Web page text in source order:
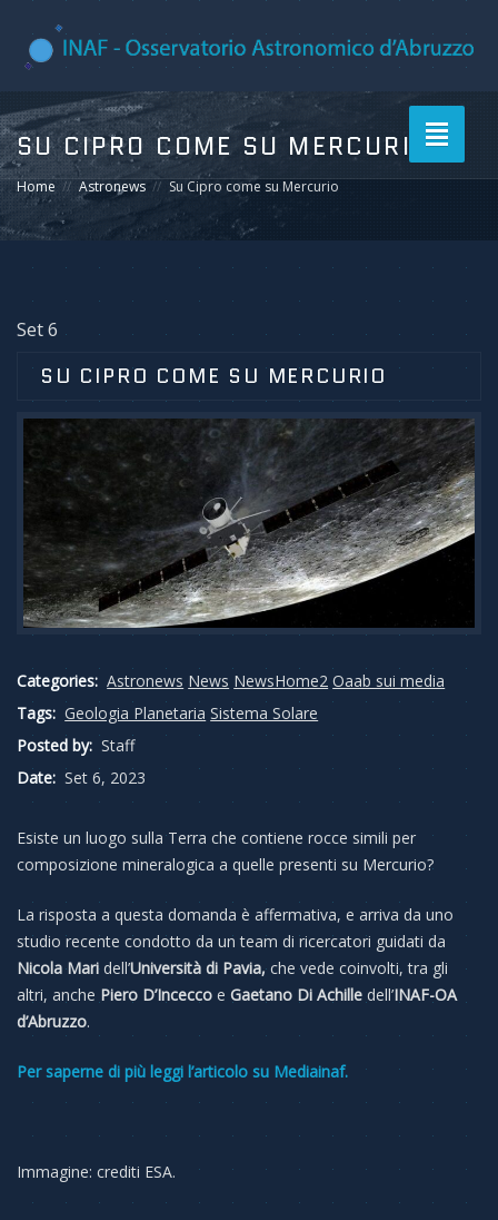
Toggle
SU CIPRO COME SU MERCURIO
Home Astronews Su Cipro come su Mercurio
Set 6
SU CIPRO COME SU MERCURIO
Categories: Astronews News NewsHome2 Oaab sui media
Tags: Geologia Planetaria Sistema Solare
Posted by: Staff
Date: Set 6, 2023
Esiste un luogo sulla Terra che contiene rocce simili per
composizione mineralogica a quelle presenti su Mercurio?
La risposta a questa domanda è affermativa, e arriva da uno
studio recente condotto da un team di ricercatori guidati da
Nicola Maridell’Università di Pavia,che vede coinvolti, tra gli
altri, anche Piero D’Incecco e Gaetano Di Achille dell’INAF-OA
d’Abruzzo.
Per saperne di più leggi l’articolo su Mediainaf.
Immagine: crediti ESA.